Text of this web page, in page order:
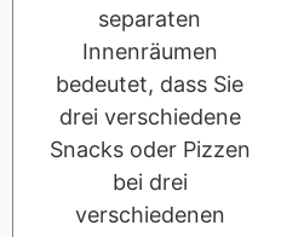
separaten
Innenräumen
bedeutet, dass Sie
drei verschiedene
Snacks oder Pizzen
bei drei
verschiedenen